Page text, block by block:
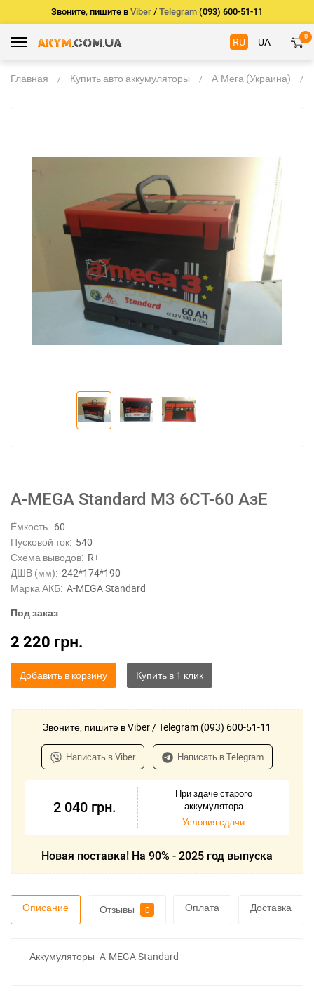
Звоните, пишите в Viber / Telegram (093) 600-51-11
RU UA 0
Главная Купить авто аккумуляторы А-Мега (Украина)
A-MEGA Standard M3 6СТ-60 AзE
Ёмкость: 60
Пусковой ток: 540
Схема выводов: R+
ДШВ (мм): 242*174*190
Марка АКБ: A-MEGA Standard
Под заказ
2 220 грн.
Добавить в корзину
Звоните, пишите в Viber / Telegram (093) 600-51-11
Написать в Viber Написать в Telegram
2 040 грн.
При здаче старого
аккумулятора
Условия сдачи
Новая поставка! На 90% - 2025 год выпуска
Описание Отзывы 0 Оплата Доставка
Аккумуляторы -A-MEGA Standard